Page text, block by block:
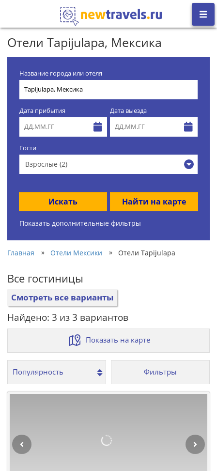
Отели Tapijulapa, Мексика
Название города или отеля
Дата прибытия Дата выезда
Гости
Взрослые (2)
Искать Найти на карте
Показать дополнительные фильтры
Главная » Отели Мексики » Отели Tapijulapa
Все гостиницы
Смотреть все варианты
Найдено: 3 из 3 вариантов
Показать на карте
Фильтры